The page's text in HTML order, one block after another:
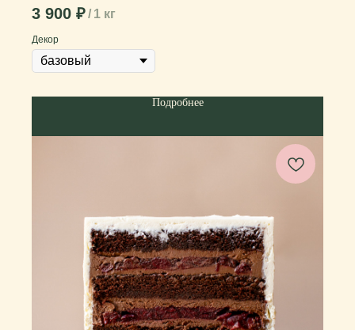
смородинового конфи.
3 900 ₽/ 1 кг
Декор
Подробнее